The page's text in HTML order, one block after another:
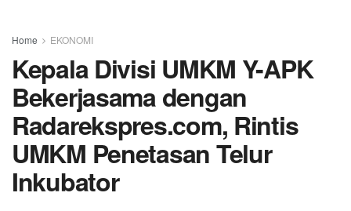
Home EKONOMI
Kepala Divisi UMKM Y-APK
Bekerjasama dengan
Radarekspres.com, Rintis
UMKM Penetasan Telur
Inkubator